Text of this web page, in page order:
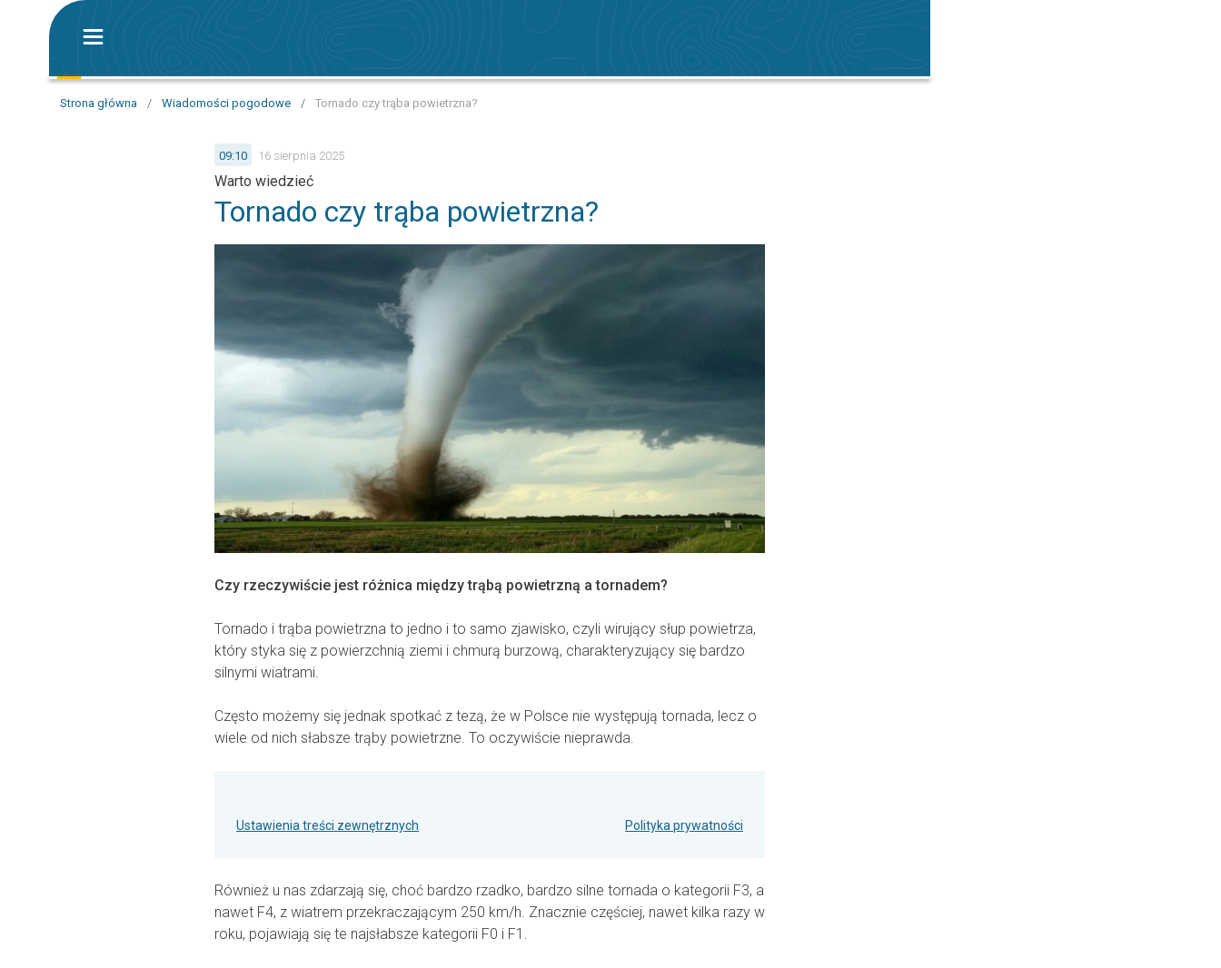
Strona główna / Wiadomości pogodowe / Tornado czy trąba powietrzna?
09:10 16 sierpnia 2025
Warto wiedzieć
Tornado czy trąba powietrzna?
Czy rzeczywiście jest różnica między trąbą powietrzną a tornadem?
Tornado i trąba powietrzna to jedno i to samo zjawisko, czyli wirujący słup powietrza,
który styka się z powierzchnią ziemi i chmurą burzową, charakteryzujący się bardzo
silnymi wiatrami.
Często możemy się jednak spotkać z tezą, że w Polsce nie występują tornada, lecz o
wiele od nich słabsze trąby powietrzne. To oczywiście nieprawda.
Ustawienia treści zewnętrznych Polityka prywatności
Również u nas zdarzają się, choć bardzo rzadko, bardzo silne tornada o kategorii F3, a
nawet F4, z wiatrem przekraczającym 250 km/h. Znacznie częściej, nawet kilka razy w
roku, pojawiają się te najsłabsze kategorii F0 i F1.